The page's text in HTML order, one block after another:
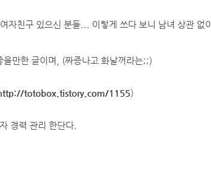
자친구 있으신 분들... 이렇게 쓰다 보니 남녀 상관 없이
만한 글이며, (짜증나고 화날꺼라는;;)
totobox.tistory.com/1155)
경력 관리 한단다.